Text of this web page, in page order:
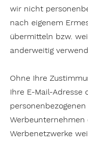
wir nicht
nach eigenem
übermitteln bzw.
anderweitig
Ohne Ihre
Ihre E-Mail-Adresse
Werbeunternehmen
Werbenetzwerke